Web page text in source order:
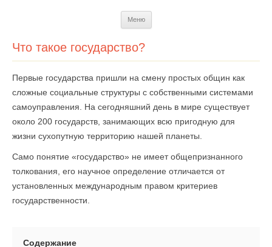
Меню
Что такое государство?
Первые государства пришли на смену простых общин как
сложные социальные структуры с собственными системами
самоуправления. На сегодняшний день в мире существует
около 200 государств, занимающих всю пригодную для
жизни сухопутную территорию нашей планеты.
Само понятие «государство» не имеет общепризнанного
толкования, его научное определение отличается от
установленных международным правом критериев
государственности.
Содержание